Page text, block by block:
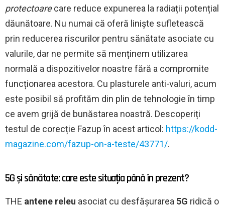
protectoarecare reduce expunerea la radiații potențial
dăunătoare. Nu numai că oferă liniște sufletească
prin reducerea riscurilor pentru sănătate asociate cu
valurile, dar ne permite să menținem utilizarea
normală a dispozitivelor noastre fără a compromite
funcționarea acestora. Cu plasturele anti-valuri, acum
este posibil să profităm din plin de tehnologie în timp
ce avem grijă de bunăstarea noastră. Descoperiți
testul de corecție Fazup în acest articol: https://kodd-
magazine.com/fazup-on-a-teste/43771/.
5G și sănătate: care este situația până în prezent?
THE antene releu asociat cu desfășurarea 5G ridică o